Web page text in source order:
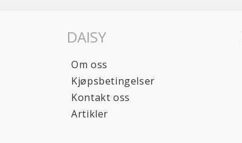
DAISY
Om oss
Kjøpsbetingelser
Kontakt oss
Artikler